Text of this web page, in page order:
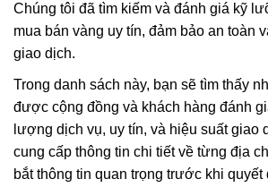
Chúng tôi đã tìm kiếm và đánh giá kỹ
mua bán vàng uy tín, đảm bảo an toàn
giao dịch.
Trong danh sách này, bạn sẽ tìm thấy
được cộng đồng và khách hàng đánh
lượng dịch vụ, uy tín, và hiệu suất giao
cung cấp thông tin chi tiết về từng địa
bắt thông tin quan trọng trước khi quyết